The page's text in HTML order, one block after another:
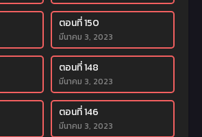
ตอนที่ 150
มีนาคม 3, 2023
ตอนที่ 148
มีนาคม 3, 2023
ตอนที่ 146
มีนาคม 3, 2023